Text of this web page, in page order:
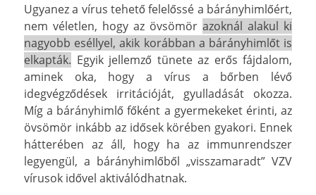
Ugyanez a vírus tehető felelőssé a bárányhimlőért,
nem véletlen, hogy az övsömör azoknál alakul ki
nagyobb eséllyel, akik korábban a bárányhimlőt is
elkapták. Egyik jellemző tünete az erős fájdalom,
aminek oka, hogy a vírus a bőrben lévő
idegvégződések irritációját, gyulladását okozza.
Míg a bárányhimlő főként a gyermekeket érinti, az
övsömör inkább az idősek körében gyakori. Ennek
hátterében az áll, hogy ha az immunrendszer
legyengül, a bárányhimlőből „visszamaradt” VZV
vírusok idővel aktiválódhatnak.